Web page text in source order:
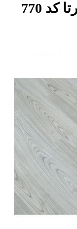
تصاویر پارکت لمینت آرتا کد 770